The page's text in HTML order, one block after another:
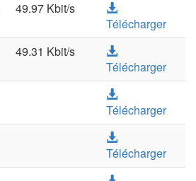
49.97 Kbit/s
Télécharger
49.31 Kbit/s
Télécharger
Télécharger
Télécharger